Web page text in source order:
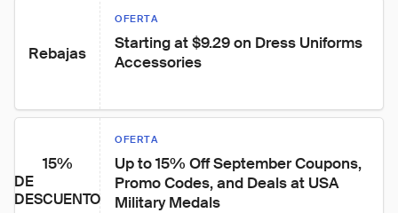
Rebajas
OFERTA
Starting at $9.29 on Dress Uniforms
Accessories
15%
DE
DESCUENTO
OFERTA
Up to 15% Off September Coupons,
Promo Codes, and Deals at USA
Military Medals